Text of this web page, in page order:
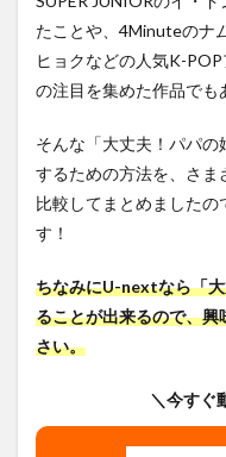
たことや、4Minuteのナ
ヒョクなどの人気K-
の注目を集めた作品でも
そんな「大丈夫！パパ
するための方法を、さま
比較してまとめましたの
す！
ちなみにU-nextなら「
ることが出来るので、
さい。
＼今すぐ